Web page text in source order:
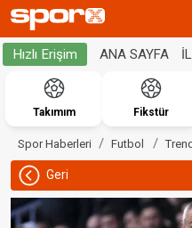
Hızlı Erişim ANA SAYFA
Takımım Fikstür
Spor Haberleri Futbol
Geri